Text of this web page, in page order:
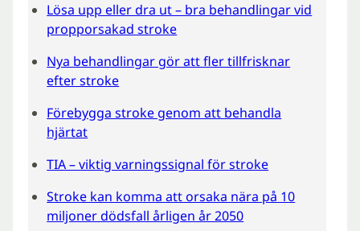
Lösa upp eller dra ut – bra behandlingar vid
propporsakad stroke
Nya behandlingar gör att fler tillfrisknar
efter stroke
Förebygga stroke genom att behandla
hjärtat
TIA – viktig varningssignal för stroke
Stroke kan komma att orsaka nära på 10
miljoner dödsfall årligen år 2050